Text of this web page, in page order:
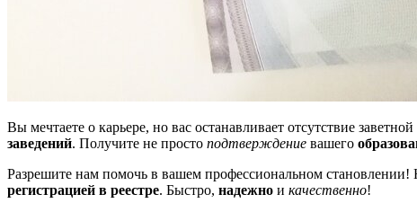
Вы мечтаете о карьере, но вас останавливает отсутствие
заведений. Получите не просто подтверждение вашего
Разрешите нам помочь в вашем профессиональном
регистрацией в реестре. Быстро, надежно и качественно!